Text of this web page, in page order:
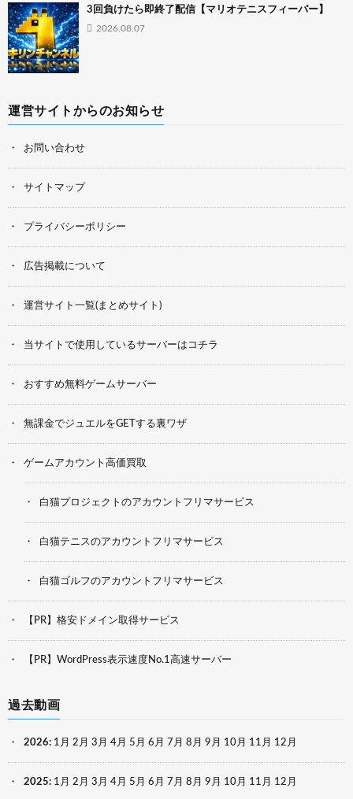
3回負けたら即終了配信【マリオテニスフィーバー】
2026.08.07
運営サイトからのお知らせ
お問い合わせ
サイトマップ
プライバシーポリシー
広告掲載について
運営サイト一覧(まとめサイト)
当サイトで使用しているサーバーはコチラ
おすすめ無料ゲームサーバー
無課金でジュエルをGETする裏ワザ
ゲームアカウント高価買取
白猫プロジェクトのアカウントフリマサービス
白猫テニスのアカウントフリマサービス
白猫ゴルフのアカウントフリマサービス
【PR】格安ドメイン取得サービス
【PR】WordPress表示速度No.1高速サーバー
過去動画
2026: 1月 2月 3月 4月 5月 6月 7月 8月 9月 10月 11月 12月
2025: 1月 2月 3月 4月 5月 6月 7月 8月 9月 10月 11月 12月